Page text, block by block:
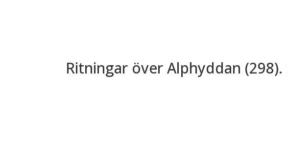
Ritningar över Alphyddan (298).